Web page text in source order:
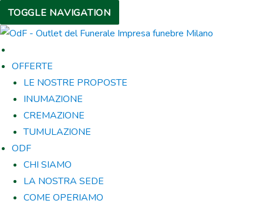
TOGGLE NAVIGATION
OFFERTE
LE NOSTRE PROPOSTE
INUMAZIONE
CREMAZIONE
TUMULAZIONE
ODF
CHI SIAMO
LA NOSTRA SEDE
COME OPERIAMO